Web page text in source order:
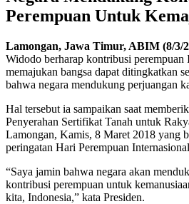
Perempuan Untuk
Lamongan, Jawa Timur, ABIM (8/3/
Widodo berharap kontribusi perempuan
memajukan bangsa dapat ditingkatkan
bahwa negara mendukung perjuangan
Hal tersebut ia sampaikan saat
Penyerahan Sertifikat Tanah untuk
Lamongan, Kamis, 8 Maret 2018 yang
peringatan Hari Perempuan
“Saya jamin bahwa negara akan
kontribusi perempuan untuk
kita, Indonesia,” kata Presiden.